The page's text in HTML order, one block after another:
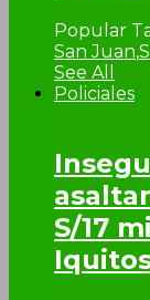
Popular
San Juan,
See All
Policiales
S/17